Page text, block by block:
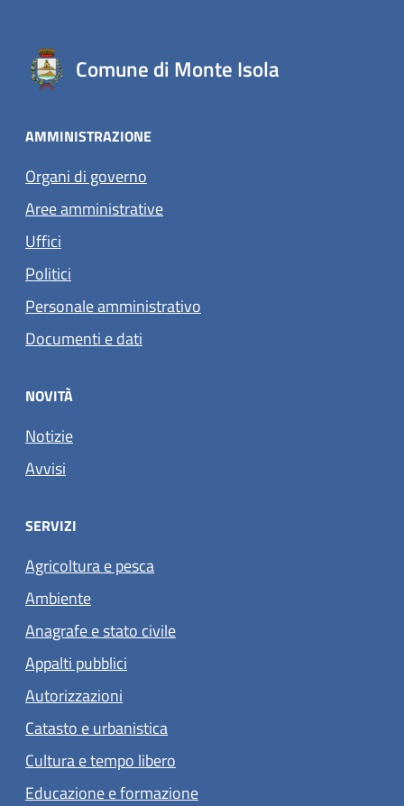
Comune di Monte Isola
AMMINISTRAZIONE
Organi di governo
Aree amministrative
Uffici
Politici
Personale amministrativo
Documenti e dati
NOVITÀ
Notizie
Avvisi
SERVIZI
Agricoltura e pesca
Ambiente
Anagrafe e stato civile
Appalti pubblici
Autorizzazioni
Catasto e urbanistica
Cultura e tempo libero
Educazione e formazione